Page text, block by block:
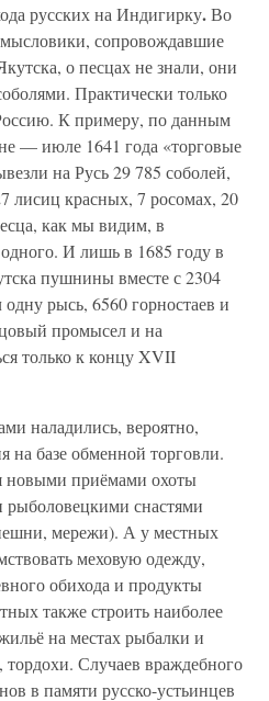
русских на Индигирку.Во
сопровождавшие
о песцах не знали, они
Практически только
К примеру, по данным
— июле 1641 года «торговые
на Русь 29 785 соболей,
лисиц красных, 7 росомах, 20
как мы видим, в
И лишь в 1685 году в
пушнины вместе с 2304
одну рысь, 6560 горностаев и
промысел и на
только к концу XVII
наладились, вероятно,
на базе обменной торговли.
новыми приёмами охоты
снастями
мережи). А у местных
меховую одежду,
обихода и продукты
также строить наиболее
на местах рыбалки и
Случаев враждебного
в памяти русско-устьинцев